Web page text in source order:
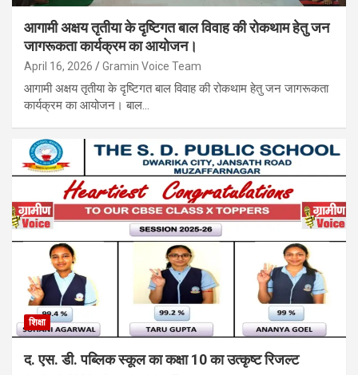
आगामी अक्षय तृतीया के दृष्टिगत बाल विवाह की रोकथाम हेतु जन
जागरूकता कार्यक्रम का आयोजन।
April 16, 2026 Gramin Voice Team
आगामी अक्षय तृतीया के दृष्टिगत बाल विवाह की रोकथाम हेतु जन जागरूकता
कार्यक्रम का आयोजन। बाल…
शिक्षा
द. एस. डी. पब्लिक स्कूल का कक्षा 10 का उत्कृष्ट रिजल्ट